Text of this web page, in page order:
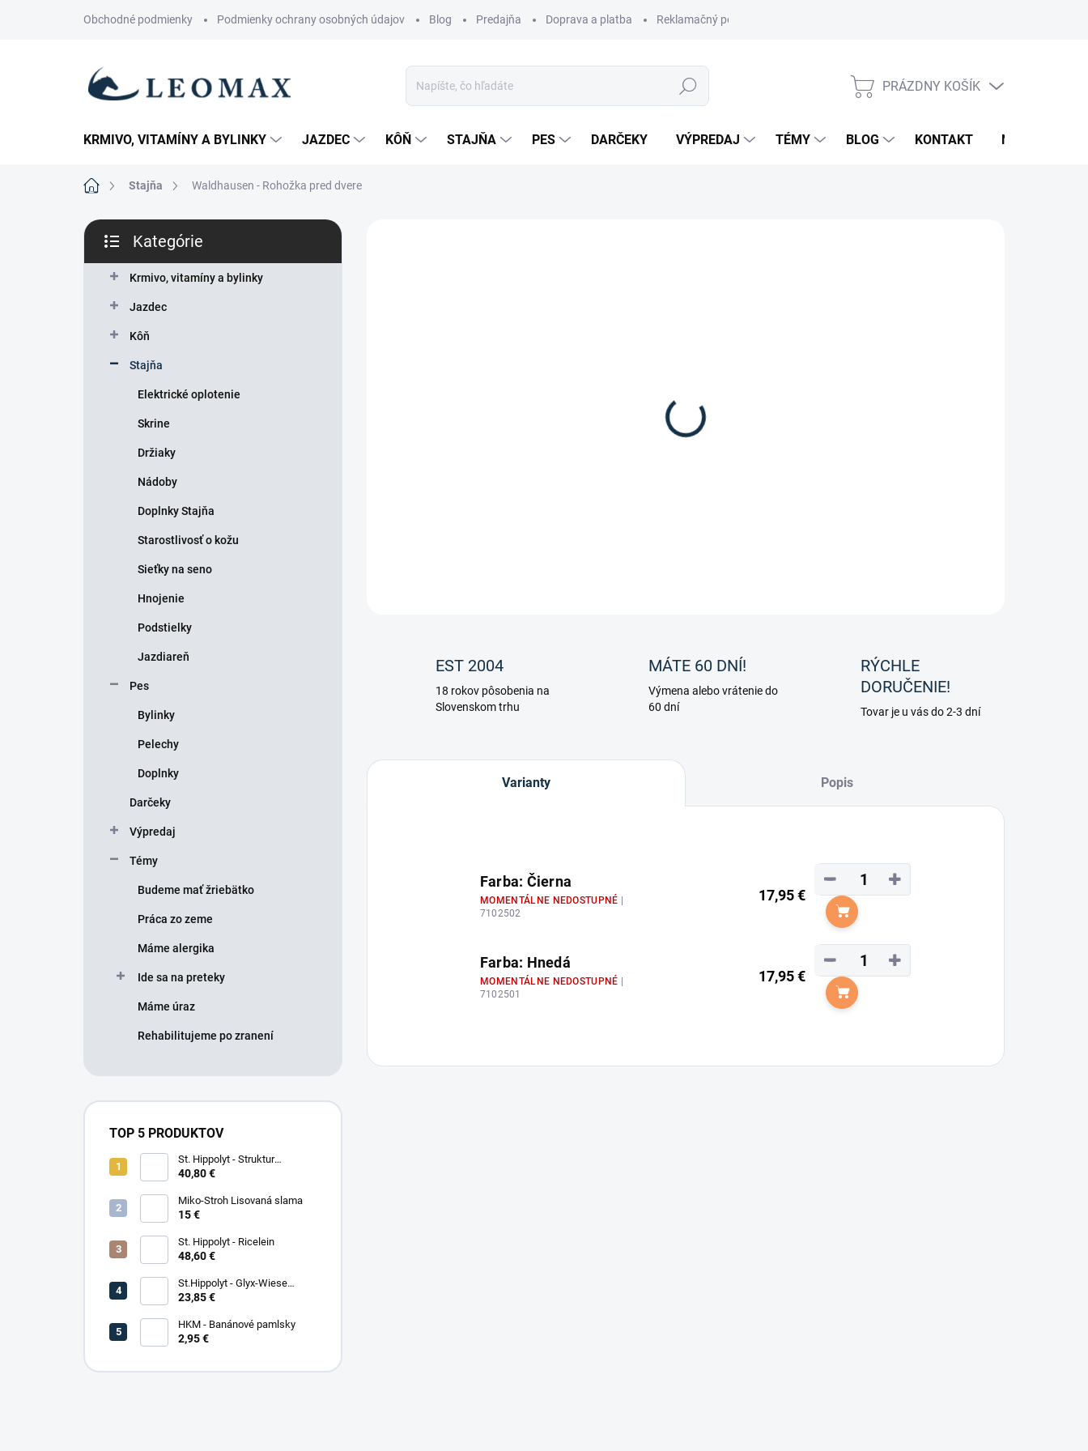
Obchodné podmienky Podmienky ochrany osobných údajov Blog Predajňa Doprava a platba Reklamačný poriadok
Hľadať
NÁKUPNÝ
PRÁZDNY KOŠÍK
KRMIVO, VITAMÍNY A BYLINKY JAZDEC KÔŇ STAJŇA PES DARČEKY VÝPREDAJ TÉMY BLOG KONTAKT NOVINKY
DomovStajňa Waldhausen - Rohožka pred dvere
B
č
kategórie
Kategórie
Krmivo, vitamíny a bylinky
Jazdec
Kôň
Stajňa
Elektrické oplotenie
Skrine
Držiaky
Nádoby
Doplnky Stajňa
Starostlivosť o kožu
Sieťky na seno
Hnojenie
Podstielky
Jazdiareň
Pes
Bylinky
Pelechy
Doplnky
Darčeky
Výpredaj
Témy
Budeme mať žriebätko
Práca zo zeme
Máme alergika
Ide sa na preteky
Máme úraz
Rehabilitujeme po zranení
TOP 5 PRODUKTOV
St. Hippolyt - Struktur
Energetikum
40,80 €
Miko-Stroh Lisovaná slama
15 €
St. Hippolyt - Ricelein
48,60 €
St.Hippolyt - Glyx-Wiese
Seniorfaser
23,85 €
HKM - Banánové pamlsky
2,95 €
EST 2004
18 rokov pôsobenia na
Slovenskom trhu
MÁTE 60 DNÍ!
Výmena alebo vrátenie do
60 dní
RÝCHLE
DORUČENIE!
Tovar je u vás do 2-3 dní
Varianty Popis
Farba: Čierna
MOMENTÁLNE NEDOSTUPNÉ |
7102502
17,95 €
+
−
Do košíka
Farba: Hnedá
MOMENTÁLNE NEDOSTUPNÉ |
7102501
17,95 €
+
−
Do košíka